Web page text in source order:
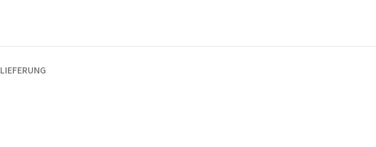
LIEFERUNG